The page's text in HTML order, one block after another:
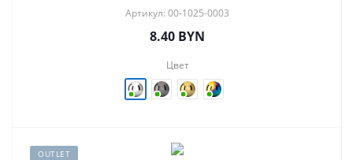
Артикул: 00-1025-0003
8.40 BYN
Цвет
OUTLET